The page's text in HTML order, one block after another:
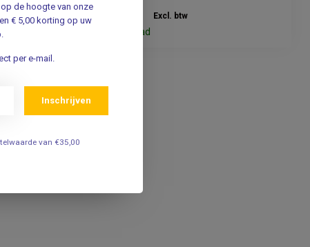
Excl. btw
Op voorraad
de hoogte van onze
€ 5,00 korting op uw
per e-mail.
Inschrijven
van €35,00